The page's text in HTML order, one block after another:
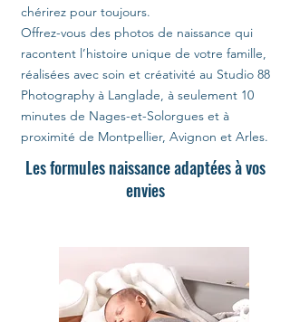
chérirez pour toujours.
Offrez-vous des photos de naissance qui
racontent l’histoire unique de votre famille,
réalisées avec soin et créativité au Studio 88
Photography à Langlade, à seulement 10
minutes de Nages-et-Solorgues et à
proximité de Montpellier, Avignon et Arles.
Les formules naissance adaptées à vos
envies